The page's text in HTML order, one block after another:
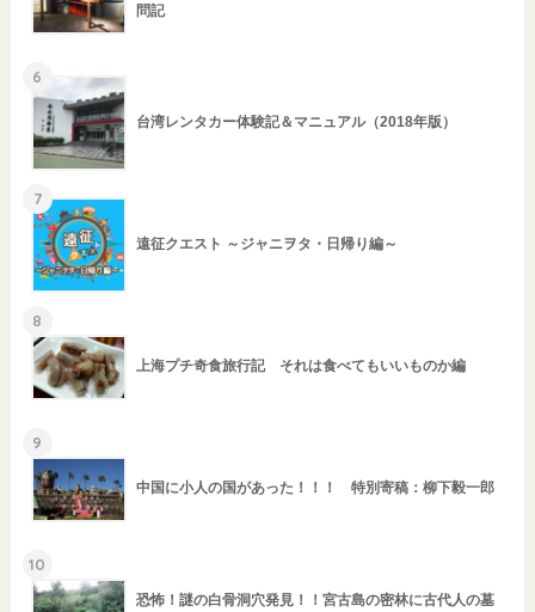
問記
6
台湾レンタカー体験記＆マニュアル（2018年版）
7
遠征クエスト ～ジャニヲタ・日帰り編～
8
上海プチ奇食旅行記 それは食べてもいいものか編
9
中国に小人の国があった！！！ 特別寄稿：柳下毅一郎
10
恐怖！謎の白骨洞穴発見！！宮古島の密林に古代人の墓